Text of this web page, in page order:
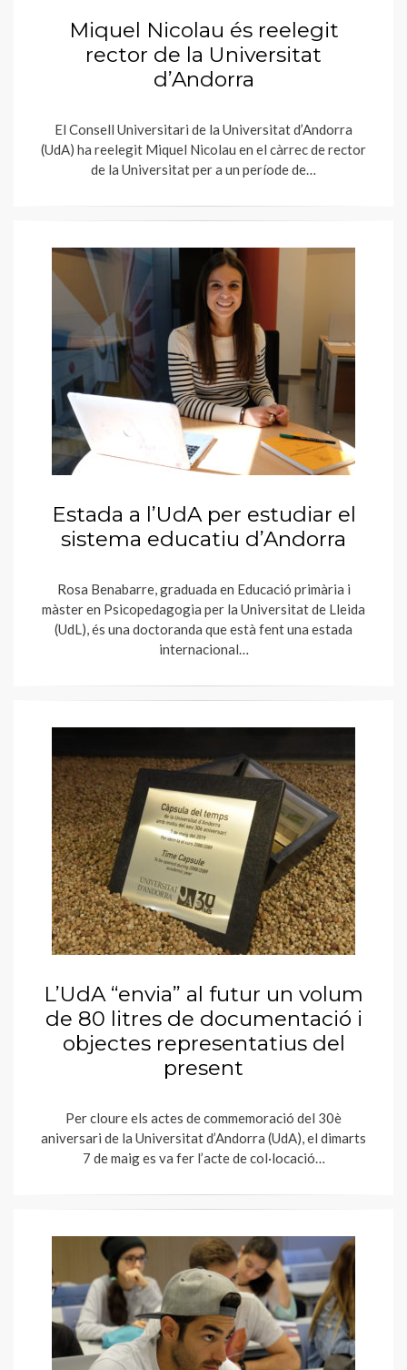
Miquel Nicolau és reelegit
rector de la Universitat
d’Andorra
El Consell Universitari de la Universitat d’Andorra
(UdA) ha reelegit Miquel Nicolau en el càrrec de rector
de la Universitat per a un període de…
Estada a l’UdA per estudiar el
sistema educatiu d’Andorra
Rosa Benabarre, graduada en Educació primària i
màster en Psicopedagogia per la Universitat de Lleida
(UdL), és una doctoranda que està fent una estada
internacional…
L’UdA “envia” al futur un volum
de 80 litres de documentació i
objectes representatius del
present
Per cloure els actes de commemoració del 30è
aniversari de la Universitat d’Andorra (UdA), el dimarts
7 de maig es va fer l’acte de col·locació…